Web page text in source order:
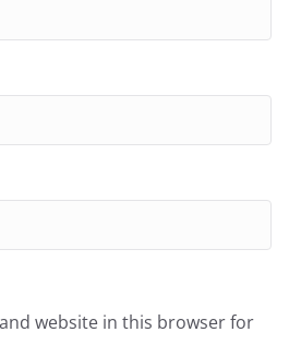
website in this browser for